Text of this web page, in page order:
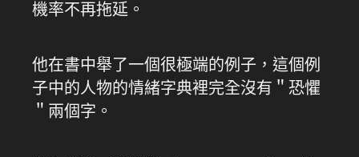
機率不再拖延。
他在書中舉了一個很極端的例子，這個例
子中的人物的情緒字典裡完全沒有＂恐懼
＂兩個字。